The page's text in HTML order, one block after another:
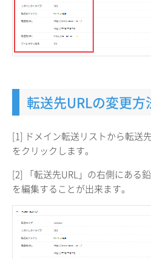
転送先URLの変更方
[1] ドメイン転送リストから転送
をクリックします。
[2] 「転送先URL」の右側にある
を編集することが出来ます。